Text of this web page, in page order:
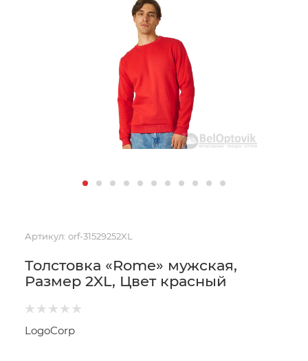
Артикул: orf-31529252XL
Толстовка «Rome» мужская,
Размер 2XL, Цвет красный
LogoCorp